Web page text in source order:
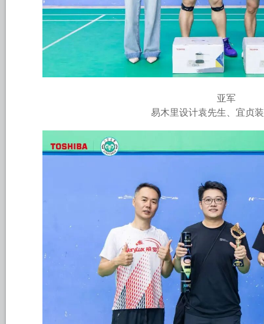
亚军
易木里设计袁先生、宜贞